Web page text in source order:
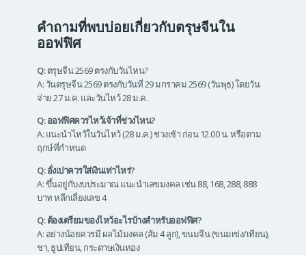
คำถามที่พบบ่อยเกี่ยวกับตรุษจีนใน
ออฟฟิศ
Q:ตรุษจีน 2569 ตรงกับวันไหน?
A: วันตรุษจีน 2569 ตรงกับวันที่ 29 มกราคม 2569 (วันพุธ) โดยวัน
จ่าย 27 ม.ค. และวันไหว้ 28 ม.ค.
Q: ออฟฟิศควรไหว้เจ้าที่ช่วงไหน?
A: แนะนำไหว้ในวันไหว้ (28 ม.ค.) ช่วงเช้า ก่อน 12.00 น. หรือตาม
ฤกษ์ที่กำหนด
Q: อั่งเปาควรใส่เงินเท่าไหร่?
A: ขึ้นอยู่กับงบประมาณ แนะนำเลขมงคล เช่น 88, 168, 288, 888
บาท หลีกเลี่ยงเลข 4
Q: ต้องเตรียมของไหว้อะไรบ้างสำหรับออฟฟิศ?
A: อย่างน้อยควรมี ผลไม้มงคล (ส้ม 4 ลูก), ขนมจีน (ขนมเข่ง/เทียน),
ชา, ธูปเทียน, กระดาษเงินทอง